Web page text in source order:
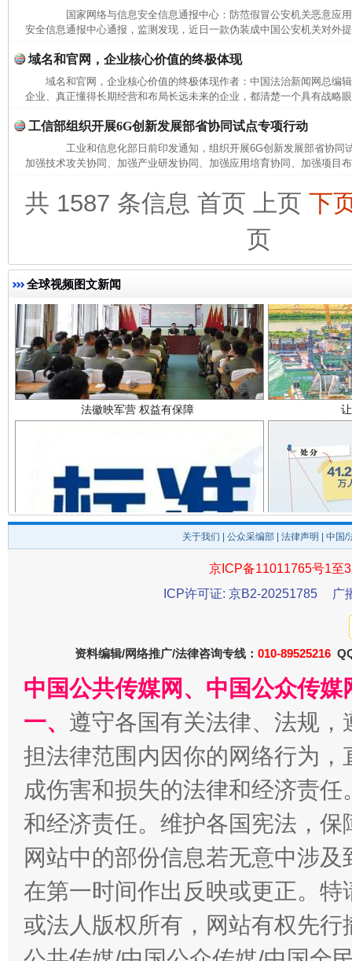
国家网络与信息安全信息通报中心：防范假冒公安机关恶意
安全信息通报中心通报，监测发现，近日一款伪装成中国公安机关对外
域名和官网，企业核心价值的终极体现
域名和官网，企业核心价值的终极体现作者：中国法治新闻网总
企业、真正懂得长期经营和布局长远未来的企业，都清楚一个具有战略
工信部组织开展6G创新发展部省协同试点专项行动
工业和信息化部日前印发通知，组织开展6G创新发展部省协同
加强技术攻关协同、加强产业研发协同、加强应用培育协同、加强项目
共 1587 条信息 首页 上页 下
页
全球视频图文新闻
完善运行机制助力责任有效落实
法徽映军营 权益有保障
一批国家标准开始实施 从
以产业富民促振兴 酒
关于我们 公众采编部 法律声明 | 中国
京ICP备11011765号1至
ICP许可证: 京B2-20251785
广
资料编辑/网络推广/法律咨询专线： 010-89525216
中国公共传媒网、中国公众传
一、 遵守各国有关法律、法规
担法律范围内因你的网络行为
成伤害和损失的法律和经济责
和经济责任。维护各国宪法，
网站中的部份信息若无意中涉
在第一时间作出反映或更正。
或法人版权所有，网站有权先